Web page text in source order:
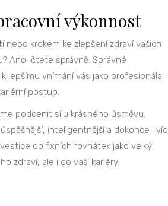
výkonnost
krokem ke zlepšení zdraví vašich
Ano, čtete správně. Správné
lepšímu vnímání vás jako profesionála,
postup.
podcenit sílu krásného úsměvu.
inteligentnější a dokonce i víc
do fixních rovnátek jako velký
zdraví, ale i do vaší kariéry.